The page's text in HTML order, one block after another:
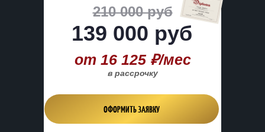
в рассрочку
от 16 125 ₽/мес
139 000 руб
210 000 руб
ОФОРМИТЬ ЗАЯВКУ